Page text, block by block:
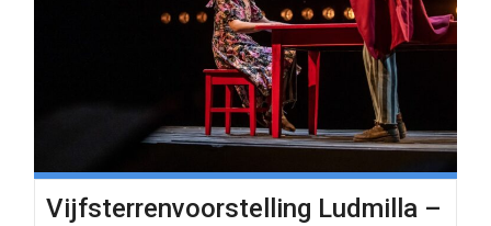
Vijfsterrenvoorstelling Ludmilla –